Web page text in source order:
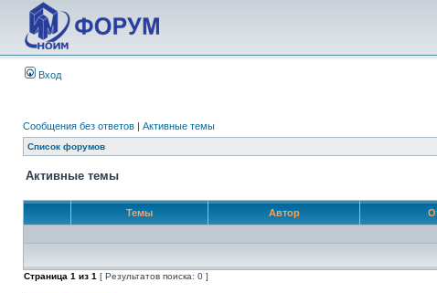
Вход
Сообщения без ответов | Активные темы
Список форумов
Активные темы
Темы Автор
Страница 1 из 1 [ Результатов поиска: 0 ]